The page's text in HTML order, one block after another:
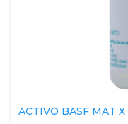
ACTIVO BASF MAT